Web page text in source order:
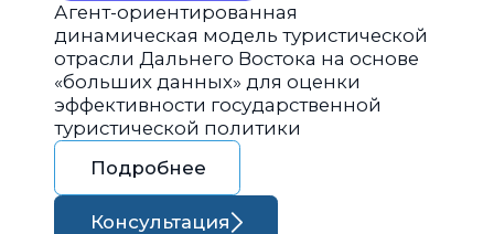
Агент-ориентированная
динамическая модель туристической
отрасли Дальнего Востока на основе
«больших данных» для оценки
эффективности государственной
туристической политики
Подробнее
Консультация